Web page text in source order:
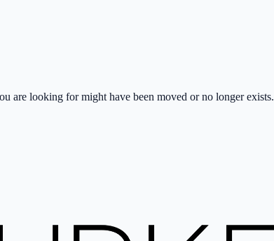
are looking for might have been moved or no longer exists.